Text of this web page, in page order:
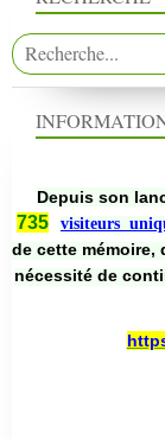
Depuis son
735
visiteurs
de cette mémoire,
nécessité de